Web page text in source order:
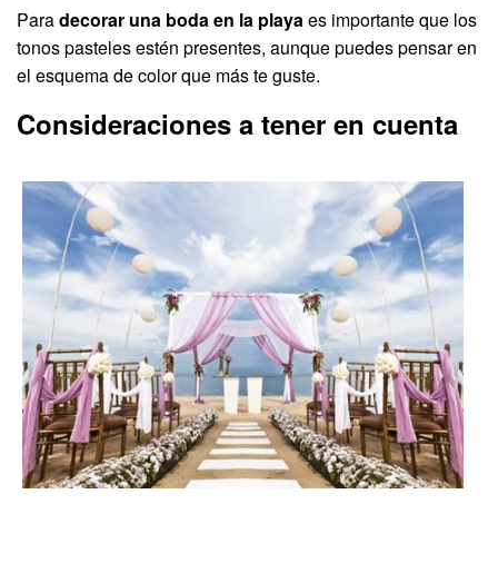
Paradecorar una boda en la playaes importante que los
tonos pasteles estén presentes, aunque puedes pensar en
el esquema de color que más te guste.
Consideraciones a tener en cuenta